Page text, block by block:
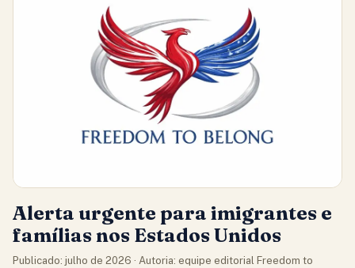
Alerta urgente para imigrantes e
famílias nos Estados Unidos
Publicado: julho de 2026 · Autoria: equipe editorial Freedom to